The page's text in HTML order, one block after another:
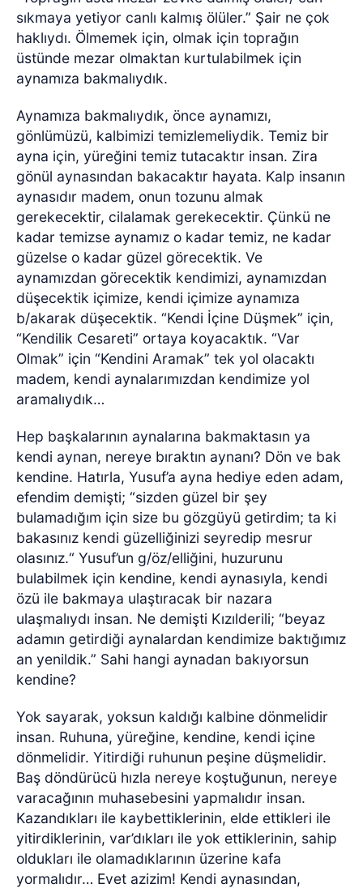
sıkmaya yetiyor canlı kalmış ölüler.” Şair ne çok
haklıydı. Ölmemek için, olmak için toprağın
üstünde mezar olmaktan kurtulabilmek için
aynamıza bakmalıydık.
Aynamıza bakmalıydık, önce aynamızı,
gönlümüzü, kalbimizi temizlemeliydik. Temiz bir
ayna için, yüreğini temiz tutacaktır insan. Zira
gönül aynasından bakacaktır hayata. Kalp insanın
aynasıdır madem, onun tozunu almak
gerekecektir, cilalamak gerekecektir. Çünkü ne
kadar temizse aynamız o kadar temiz, ne kadar
güzelse o kadar güzel görecektik. Ve
aynamızdan görecektik kendimizi, aynamızdan
düşecektik içimize, kendi içimize aynamıza
b/akarak düşecektik. “Kendi İçine Düşmek” için,
“Kendilik Cesareti” ortaya koyacaktık. “Var
Olmak” için “Kendini Aramak” tek yol olacaktı
madem, kendi aynalarımızdan kendimize yol
aramalıydık…
Hep başkalarının aynalarına bakmaktasın ya
kendi aynan, nereye bıraktın aynanı? Dön ve bak
kendine. Hatırla, Yusuf’a ayna hediye eden adam,
efendim demişti; “sizden güzel bir şey
bulamadığım için size bu gözgüyü getirdim; ta ki
bakasınız kendi güzelliğinizi seyredip mesrur
olasınız.“ Yusuf’un g/öz/elliğini, huzurunu
bulabilmek için kendine, kendi aynasıyla, kendi
özü ile bakmaya ulaştıracak bir nazara
ulaşmalıydı insan. Ne demişti Kızılderili; “beyaz
adamın getirdiği aynalardan kendimize baktığımız
an yenildik.” Sahi hangi aynadan bakıyorsun
kendine?
Yok sayarak, yoksun kaldığı kalbine dönmelidir
insan. Ruhuna, yüreğine, kendine, kendi içine
dönmelidir. Yitirdiği ruhunun peşine düşmelidir.
Baş döndürücü hızla nereye koştuğunun, nereye
varacağının muhasebesini yapmalıdır insan.
Kazandıkları ile kaybettiklerinin, elde ettikleri ile
yitirdiklerinin, var’dıkları ile yok ettiklerinin, sahip
oldukları ile olamadıklarının üzerine kafa
yormalıdır… Evet azizim! Kendi aynasından,